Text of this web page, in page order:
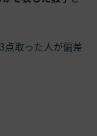
点取った人が偏差